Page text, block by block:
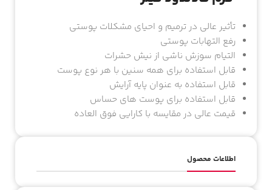
تأثیر عالی در ترمیم و احیای مشکلات پوستی
رفع التهابات پوستی
التیام سوزش ناشی از نیش حشرات
قابل استفاده برای همه سنین با هر نوع پوست
قابل استفاده به عنوان پایه آرایش
قابل استفاده برای پوست های حساس
قیمت عالی در مقایسه با کارایی فوق العاده
اطلاعات محصول